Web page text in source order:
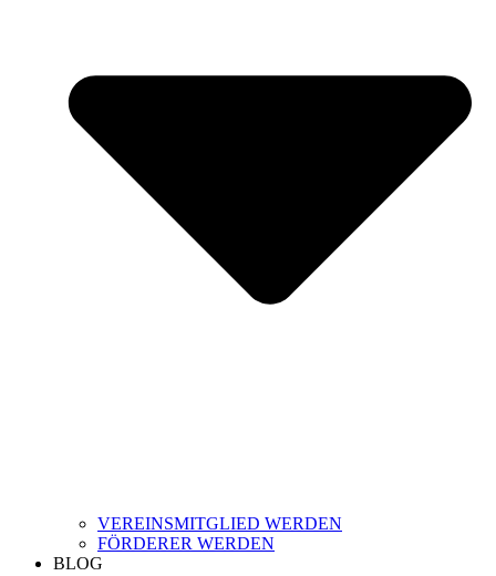
VEREINSMITGLIED WERDEN
FÖRDERER WERDEN
BLOG